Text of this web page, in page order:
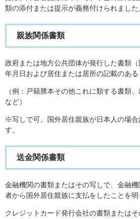
類の添付または提示が義務付けられました
親族関係書類
政府または地方公共団体が発行した書類
年月日および居住または居所の記載のある
（例：戸籍謄本その他これに類する書類
など）
※写しで可。国外居住親族が日本人の場
す。
送金関係書類
金融機関の書類またはその写しで、金融
者から国外居住親族に支払をしたことを明
クレジットカード発行会社の書類または